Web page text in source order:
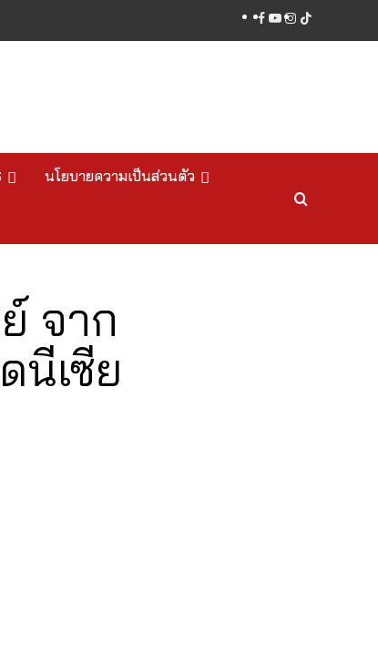
facebook
youtube
instagram
tiktok
นโยบายความเป็นส่วนตัว
จาก
นีเซีย